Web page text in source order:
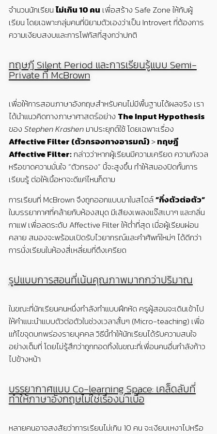
จำนวนนักเรียน ไม่เกิน 10คน เพื่อสร้าง Safe Zone ให้กับผู้
เรียน โดยเฉพาะกลุ่มคนที่นิยามตัวเองว่าเป็น Introvert ที่ต้องการ
ความเงียบสงบและการโฟกัสที่สูงกว่าปกติ
ทฤษฎี Silent Period และการเรียนรู้แบบ Semi-
Private ที่ McBrown
เพื่อให้การสอนภาษาอังกฤษสำหรับคนไม่มีพื้นฐานได้ผลจริง เรา
ได้นำแนวคิดทางภาษาศาสตร์อย่าง The Input Hypothesis
ของ Stephen Krashen มาประยุกต์ใช้ โดยเฉพาะเรื่อง
Affective Filter (ตัวกรองทางอารมณ์)>ทฤษฎี
Affective Filter:กล่าวว่าหากผู้เรียนมีความเครียด ความกังวล
หรือขาดความมั่นใจ “ตัวกรอง” นี้จะสูงขึ้น ทำให้สมองปิดกั้นการ
เรียนรู้ ต่อให้เนื้อหาจะดีแค่ไหนก็ตาม
การเรียนที่ McBrown จึงถูกออกแบบมาในสไตล์“กึ่งตัวต่อตัว“
ในบรรยากาศที่คล้ายกับห้องสมุด มีเสียงเพลงแจ๊สเบาๆ และกลิ่น
กาแฟ เพื่อลดระดับ Affective Filterให้ต่ำที่สุด เมื่อผู้เรียนผ่อน
คลาย สมองจะพร้อมเปิดรับไวยากรณ์และคำศัพท์ใหม่ๆ ได้ดีกว่า
การนั่งเรียนในห้องสี่เหลี่ยมที่ตึงเครียด
รูปแบบการสอนที่เน้นคุณภาพมากกว่าปริมาณ
ในขณะที่นักเรียนคนหนึ่งกำลังทำแบบฝึกหัด ครูผู้สอนจะเดินเข้าไป
ให้คำแนะนำแบบตัวต่อตัวในช่วงเวลาสั้นๆ (Micro-teaching) เพื่อ
แก้ไขจุดบกพร่องรายบุคคล วิธีนี้ทำให้นักเรียนได้รับความสนใจ
อย่างเต็มที่ โดยไม่รู้สึกว่าถูกทอดทิ้งในขณะที่เพื่อนคนอื่นกำลังก้าว
ไปข้างหน้า
บรรยากาศแบบ Co-learning Space: เคล็ดลับที่
ทำให้ภาษาอังกฤษไม่ใช่เรื่องน่าเบื่อ
หลายคนอาจสงสัยว่าการเรียนไม่เกิน 10 คน จะเงียบเหงาไปหรือ